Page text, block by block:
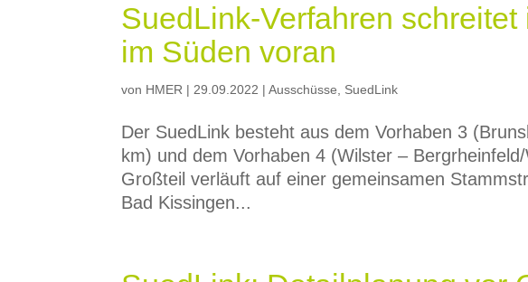
SuedLink-Verfahren
im Süden voran
von HMER | 29.09.2022 |Ausschüsse SuedLink
Der SuedLink besteht aus dem Vorhaben 3
km) und dem Vorhaben 4 (Wilster –
Großteil verläuft auf einer gemeinsamen
Bad Kissingen...